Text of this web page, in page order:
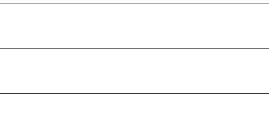
Bezirk Marijampolė
Northern Region
Woiwodschaft Masowien